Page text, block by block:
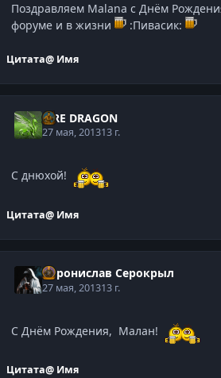
Поздравляем Malana с Днём
форуме и в жизни
:Пивасик:
Цитата@ Имя
FIRE DRAGON
27 мая, 201313 г.
С днюхой!
Цитата@ Имя
Воронислав Серокрыл
27 мая, 201313 г.
С Днём Рождения, Малан!
Цитата@ Имя